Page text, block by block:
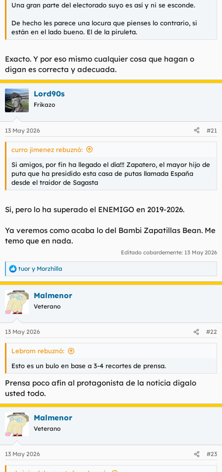
Una gran parte del electorado suyo es así y ni se esconde.
De hecho les parece una locura que pienses lo contrario, si
están en el lado bueno. El de la piruleta.
Exacto. Y por eso mismo cualquier cosa que hagan o
digan es correcta y adecuada.
Lord90s
Frikazo
13 May 2026 #21
curro jimenez rebuznó:
Si amigos, por fin ha llegado el día!!! Zapatero, el mayor hijo de
puta que ha presidido esta casa de putas llamada España
desde el traidor de Sagasta
Sí, pero lo ha superado el ENEMIGO en 2019-2026.
Ya veremos como acaba lo del Bambi Zapatillas Bean. Me
temo que en nada.
Editado cobardemente: 13 May 2026
R
e
a
c
c
i
e
s
tuor y Morzhilla
Malmenor
Veterano
13 May 2026 #22
Lebrom rebuznó:
Esto es un bulo en base a 3-4 recortes de prensa.
Prensa poco afín al protagonista de la noticia digalo
usted todo.
Malmenor
Veterano
13 May 2026 #23